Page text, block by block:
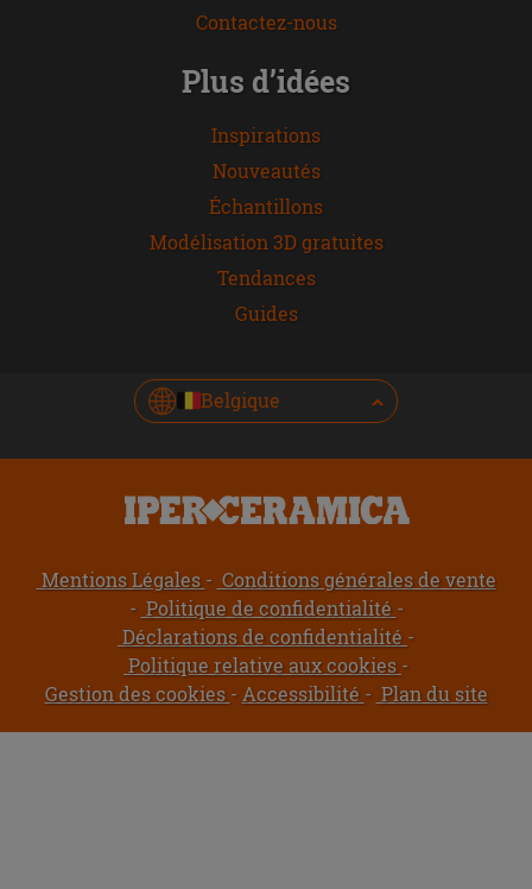
Contactez-nous
Plus d’idées
Inspirations
Nouveautés
Échantillons
Modélisation 3D gratuites
Tendances
Guides
Belgique
Mentions Légales
Conditions générales de vente
Politique de confidentialité
Déclarations de confidentialité
Politique relative aux cookies
Gestion des cookies
Accessibilité Plan du site